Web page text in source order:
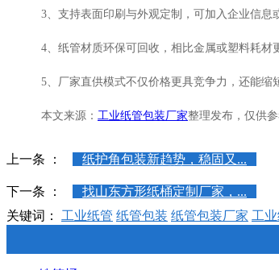
3、支持表面印刷与外观定制，可加入企业信
4、纸管材质环保可回收，相比金属或塑料耗
5、厂家直供模式不仅价格更具竞争力，还能
本文来源： 工业纸管包装厂家整理发布，仅供
上一条 ： 纸护角包装新趋势，稳固又...
下一条 ：
找山东方形纸桶定制厂家，...
关键词： 工业纸管 纸管包装 纸管包装厂家 工